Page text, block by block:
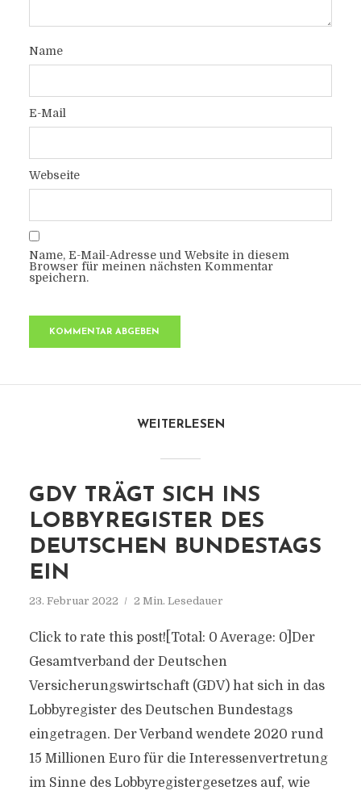
Name
E-Mail
Webseite
Name, E-Mail-Adresse und Website in diesem
Browser für meinen nächsten Kommentar
speichern.
WEITERLESEN
GDV TRÄGT SICH INS
LOBBYREGISTER DES
DEUTSCHEN BUNDESTAGS
EIN
23. Februar 2022 2 Min. Lesedauer
Click to rate this post![Total: 0 Average: 0]Der
Gesamtverband der Deutschen
Versicherungswirtschaft (GDV) hat sich in das
Lobbyregister des Deutschen Bundestags
eingetragen. Der Verband wendete 2020 rund
15 Millionen Euro für die Interessenvertretung
im Sinne des Lobbyregistergesetzes auf, wie